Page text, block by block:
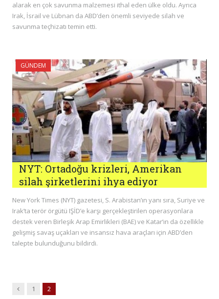
alarak en çok savunma malzemesi ithal eden ülke oldu. Ayrıca
Irak, İsrail ve Lübnan da ABD’den önemli seviyede silah ve
savunma teçhizatı temin etti.
GÜNDEM
NYT: Ortadoğu krizleri, Amerikan
silah şirketlerini ihya ediyor
New York Times (NYT) gazetesi, S. Arabistan’ın yanı sıra, Suriye ve
Irak’ta terör örgütü IŞİD’e karşı gerçekleştirilen operasyonlara
destek veren Birleşik Arap Emirlikleri (BAE) ve Katar’ın da özellikle
gelişmiş savaş uçakları ve insansız hava araçları için ABD’den
talepte bulunduğunu bildirdi.
Previous
1 2